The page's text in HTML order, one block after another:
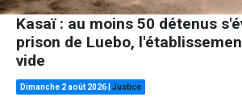
Kasaï : au moins 50 détenus
prison de Luebo,
vide
Dimanche 2 août 2026 Justice